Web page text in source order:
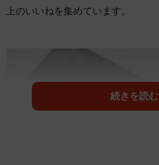
上のいいねを集めています。
続きを読む